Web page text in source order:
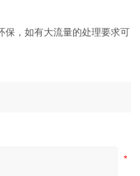
保，如有大流量的处理要求可